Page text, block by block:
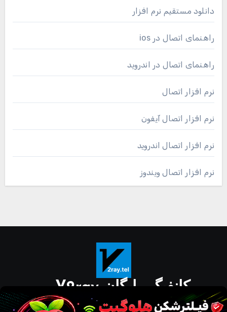
دانلود مستقیم نرم افزار
راهنمای اتصال در ios
راهنمای اتصال در اندروید
نرم افزار اتصال
نرم افزار اتصال آیفون
نرم افزار اتصال اندروید
نرم افزار اتصال ویندوز
کانفیگ رایگان V2ray
دانلود مستقیم نرم افزار برای گوشی و کامپیوتر